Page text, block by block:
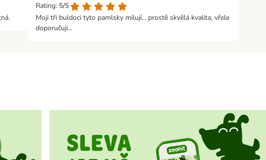
Rating: 5/5
Moji tři buldoci tyto pamlsky milují... prostě skvělá kvalita, vřele
doporučuji...